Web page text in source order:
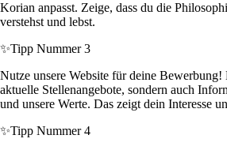
Korian anpasst. Zeige, dass du die
verstehst und lebst.
✨Tipp Nummer 3
Nutze unsere Website für deine
aktuelle Stellenangebote, sondern auch
und unsere Werte. Das zeigt dein Interesse
✨Tipp Nummer 4